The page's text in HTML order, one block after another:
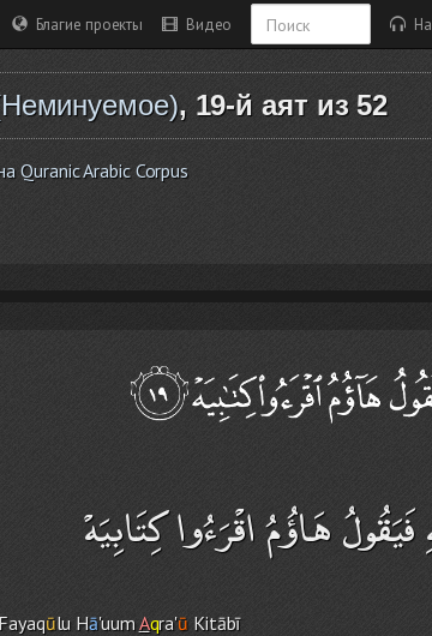
Благие проекты Видео
, 19-й аят из 52
Quranic Arabic Corpus
هَاؤُمُ اقْرَءُوا كِتَابِيَهْ
Fayaqūlu Hā'uumAqra'ū Kitābī